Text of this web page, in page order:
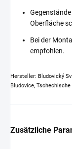
Oberfläche
Bei der
empfohlen.
Hersteller: Bludovický
Bludovice,
Zusätzliche